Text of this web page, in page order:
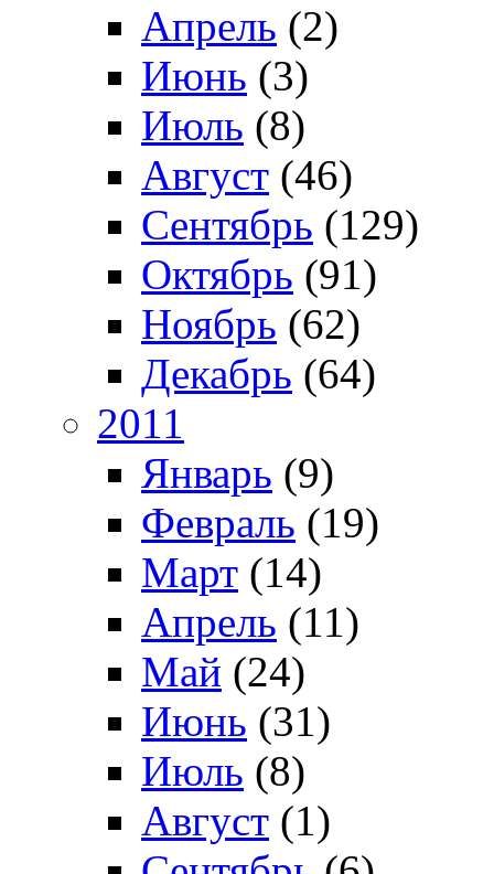
Апрель (2)
Июнь (3)
Июль (8)
Август (46)
Сентябрь (129)
Октябрь (91)
Ноябрь (62)
Декабрь (64)
2011
Январь (9)
Февраль (19)
Март (14)
Апрель (11)
Май (24)
Июнь (31)
Июль (8)
Август (1)